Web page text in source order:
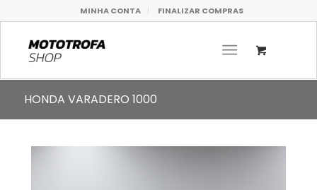
MINHA CONTA FINALIZAR COMPRAS
HONDA VARADERO 1000